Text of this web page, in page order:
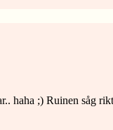
haha ;) Ruinen såg